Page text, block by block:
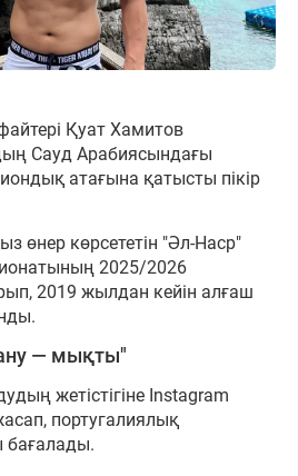
Қуат Хамитов
Сауд Арабиясындағы
атағына қатысты пікір
өнер көрсететін "Әл-Наср"
2025/2026
2019 жылдан кейін алғаш
— мықты"
жетістігіне Instagram
португалиялық